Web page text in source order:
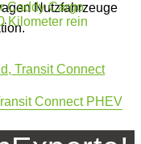
Nutzfahrzeuge
Connect PHEV
Transit Connect